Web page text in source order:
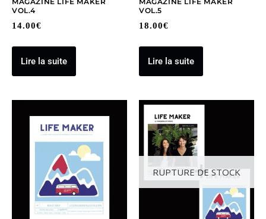
VOL.4
14.00€
Lire la suite
VOL.5
18.00€
Lire la suite
RUPTURE DE STOCK